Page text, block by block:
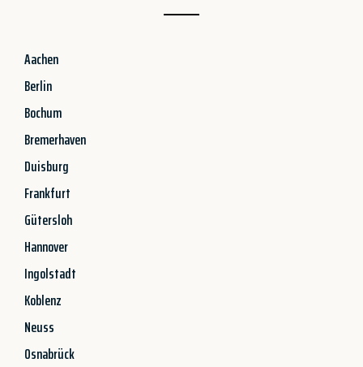
Aachen
Berlin
Bochum
Bremerhaven
Duisburg
Frankfurt
Gütersloh
Hannover
Ingolstadt
Koblenz
Neuss
Osnabrück